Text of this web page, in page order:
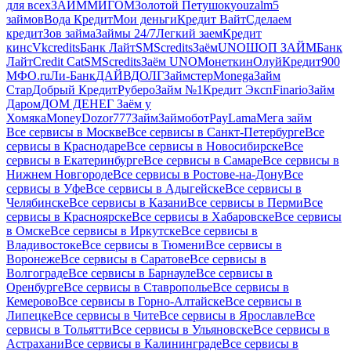
для всехЗАЙММИГОМЗолотой Петушокyouzalm5
займовВода КредитМои деньгиКредит ВайтСделаем
кредитЗов займаЗаймы 24/7Легкий заемКредит
кинсVkcreditsБанк ЛайтSMScreditsЗаёмUNOШОП ЗАЙМБанк
ЛайтCredit CatSMScreditsЗаём UNOМонеткинОлуйКредит900
МФО.ruЛи-БанкДАЙВДОЛГЗаймстерMonegaЗайм
СтарДобрый КредитРубероЗайм №1Кредит ЭкспFinarioЗайм
ДаромДОМ ДЕНЕГ Заём у
ХомякаMoneyDozor777ЗаймЗаймоботPayLamaМега займ
Все сервисы в МосквеВсе сервисы в Санкт-ПетербургеВсе
сервисы в КраснодареВсе сервисы в НовосибирскеВсе
сервисы в ЕкатеринбургеВсе сервисы в СамареВсе сервисы в
Нижнем НовгородеВсе сервисы в Ростове-на-ДонуВсе
сервисы в УфеВсе сервисы в АдыгейскеВсе сервисы в
ЧелябинскеВсе сервисы в КазаниВсе сервисы в ПермиВсе
сервисы в КрасноярскеВсе сервисы в ХабаровскеВсе сервисы
в ОмскеВсе сервисы в ИркутскеВсе сервисы в
ВладивостокеВсе сервисы в ТюмениВсе сервисы в
ВоронежеВсе сервисы в СаратовеВсе сервисы в
ВолгоградеВсе сервисы в БарнаулеВсе сервисы в
ОренбургеВсе сервисы в СтавропольеВсе сервисы в
КемеровоВсе сервисы в Горно-АлтайскеВсе сервисы в
ЛипецкеВсе сервисы в ЧитеВсе сервисы в ЯрославлеВсе
сервисы в ТольяттиВсе сервисы в УльяновскеВсе сервисы в
АстраханиВсе сервисы в КалининградеВсе сервисы в